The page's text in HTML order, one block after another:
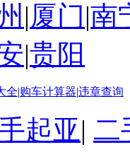
|厦门|南
|贵阳
全|购车计算器|违章查询
起亚| 二